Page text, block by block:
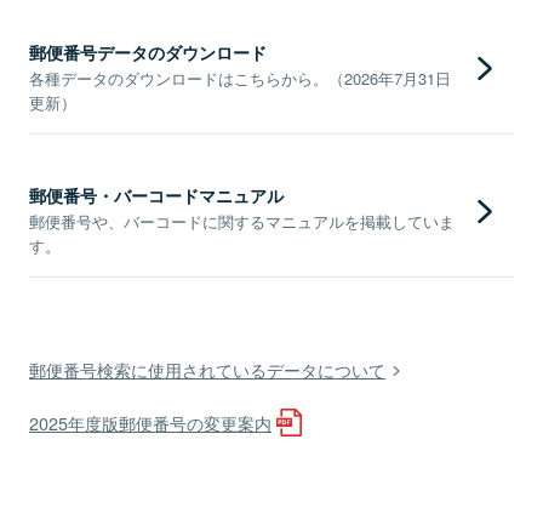
郵便番号データのダウンロード
各種データのダウンロードはこちらから。（2026年7月31日
更新）
郵便番号・バーコードマニュアル
郵便番号や、バーコードに関するマニュアルを掲載していま
す。
郵便番号検索に使用されているデータについて
2025年度版郵便番号の変更案内